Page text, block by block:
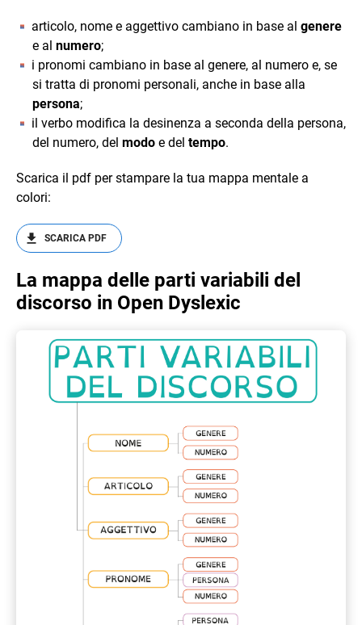
articolo, nome e aggettivo cambiano in base al genere
e al numero;
i pronomi cambiano in base al genere, al numero e, se
si tratta di pronomi personali, anche in base alla
persona;
il verbo modifica la desinenza a seconda della persona,
del numero, del modo e del tempo.
Scarica il pdf per stampare la tua mappa mentale a
colori:
SCARICA PDF
La mappa delle parti variabili del
discorso in Open Dyslexic